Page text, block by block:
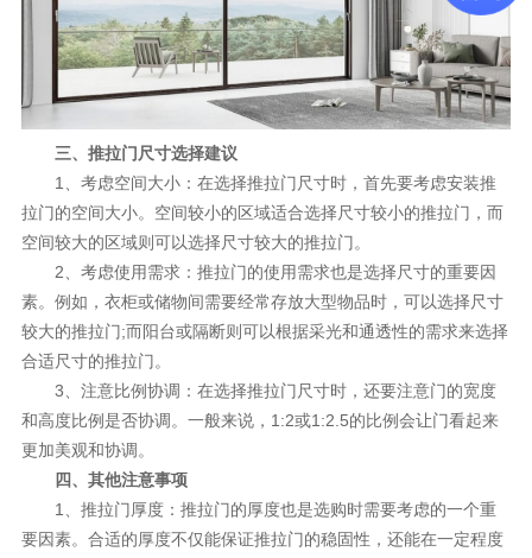
三、推拉门尺寸选择建议
1、考虑空间大小：在选择推拉门尺寸时，首先要考虑安装推
拉门的空间大小。空间较小的区域适合选择尺寸较小的推拉门，而
空间较大的区域则可以选择尺寸较大的推拉门。
2、考虑使用需求：推拉门的使用需求也是选择尺寸的重要因
素。例如，衣柜或储物间需要经常存放大型物品时，可以选择尺寸
较大的推拉门;而阳台或隔断则可以根据采光和通透性的需求来选择
合适尺寸的推拉门。
3、注意比例协调：在选择推拉门尺寸时，还要注意门的宽度
和高度比例是否协调。一般来说，1:2或1:2.5的比例会让门看起来
更加美观和协调。
四、其他注意事项
1、推拉门厚度：推拉门的厚度也是选购时需要考虑的一个重
要因素。合适的厚度不仅能保证推拉门的稳固性，还能在一定程度